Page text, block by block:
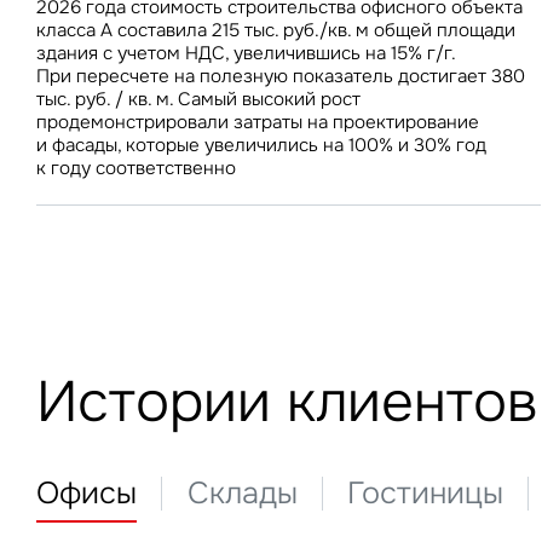
2026 года стоимость строительства офисного объекта
класса А составила 215 тыс. руб./кв. м общей площади
здания с учетом НДС, увеличившись на 15% г/г.
При пересчете на полезную показатель достигает 380
тыс. руб. / кв. м. Самый высокий рост
продемонстрировали затраты на проектирование
и фасады, которые увеличились на 100% и 30% год
к году соответственно
до 69 100 руб./кв. м. В условиях роста вакантного
предложения на складском рынке стабилизация затрат
на строительство будет способствовать дальнейшему
снижению ставок аренды
Истории клиентов
Офисы Склады Гостиницы
Инвестиции
Торговые центры
Офисы
Исследования и новости
Инвестиции
Москва и Московская
Санкт-Петербург
Предложения о продаже
Мероприятия
Подписаться
Заполните
Алматы